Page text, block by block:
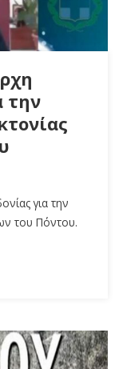
την
για την
του Πόντου.